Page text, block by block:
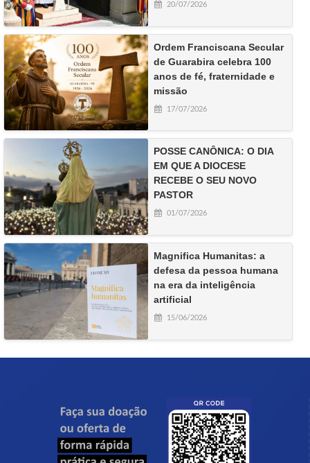
20/07/2026
Ordem Franciscana Secular
de Guarabira celebra 100
anos de fé, fraternidade e
missão
17/07/2026
POSSE CANÔNICA: O DIA
EM QUE A DIOCESE
RECEBE O SEU NOVO
PASTOR
01/07/2026
Magnifica Humanitas: a
defesa da pessoa humana
na era da inteligência
artificial
15/06/2026